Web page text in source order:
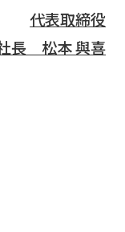
代表取締役
長 松本 與喜